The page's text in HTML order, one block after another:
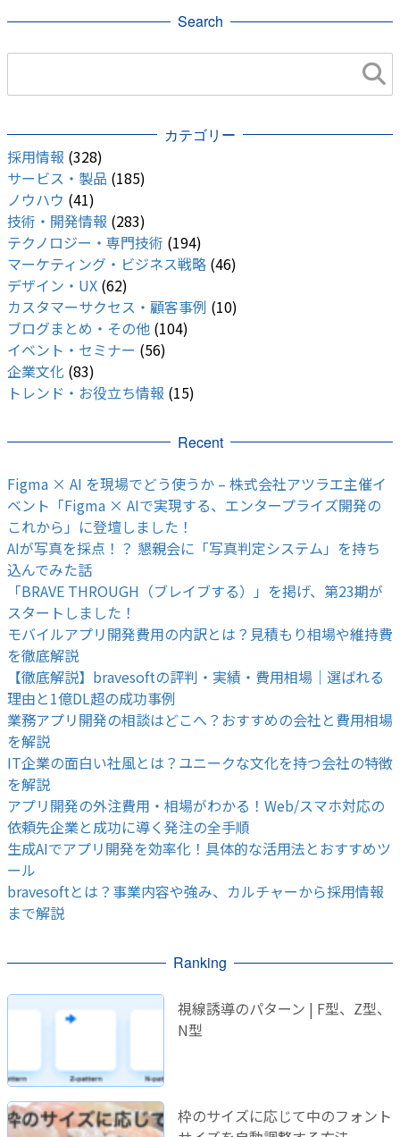
Search
カテゴリー
採用情報 (328)
サービス・製品 (185)
ノウハウ (41)
技術・開発情報 (283)
テクノロジー・専門技術 (194)
マーケティング・ビジネス戦略 (46)
デザイン・UX (62)
カスタマーサクセス・顧客事例 (10)
ブログまとめ・その他 (104)
イベント・セミナー (56)
企業文化 (83)
トレンド・お役立ち情報 (15)
Recent
Figma × AI を現場でどう使うか – 株式会社アツラエ主催イ
ベント「Figma × AIで実現する、エンタープライズ開発の
これから」に登壇しました！
AIが写真を採点！？ 懇親会に「写真判定システム」を持ち
込んでみた話
「BRAVE THROUGH（ブレイブする）」を掲げ、第23期が
スタートしました！
モバイルアプリ開発費用の内訳とは？見積もり相場や維持費
を徹底解説
【徹底解説】bravesoftの評判・実績・費用相場｜選ばれる
理由と1億DL超の成功事例
業務アプリ開発の相談はどこへ？おすすめの会社と費用相場
を解説
IT企業の面白い社風とは？ユニークな文化を持つ会社の特徴
を解説
アプリ開発の外注費用・相場がわかる！Web/スマホ対応の
依頼先企業と成功に導く発注の全手順
生成AIでアプリ開発を効率化！具体的な活用法とおすすめツ
ール
bravesoftとは？事業内容や強み、カルチャーから採用情報
まで解説
Ranking
視線誘導のパターン | F型、Z型、
N型
枠のサイズに応じて中のフォント